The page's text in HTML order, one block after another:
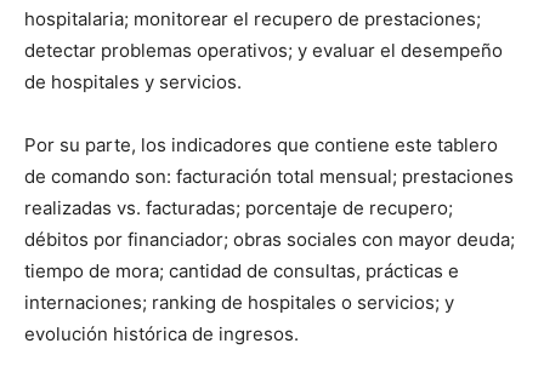
hospitalaria; monitorear el recupero de prestaciones;
detectar problemas operativos; y evaluar el desempeño
de hospitales y servicios.
Por su parte, los indicadores que contiene este tablero
de comando son: facturación total mensual; prestaciones
realizadas vs. facturadas; porcentaje de recupero;
débitos por financiador; obras sociales con mayor deuda;
tiempo de mora; cantidad de consultas, prácticas e
internaciones; ranking de hospitales o servicios; y
evolución histórica de ingresos.